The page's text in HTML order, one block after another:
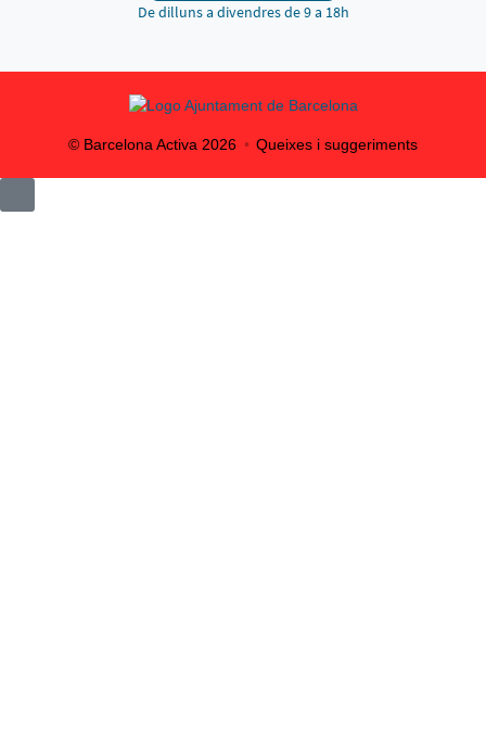
De dilluns a divendres de 9 a 18h
© Barcelona Activa 2026 Queixes i suggeriments